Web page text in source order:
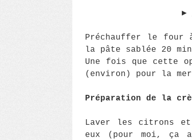
▶︎
Préchauffer le four
la pâte sablée 20
Une fois que cette
(environ) pour la
Préparation de la
Laver les citrons
eux (pour moi, ça